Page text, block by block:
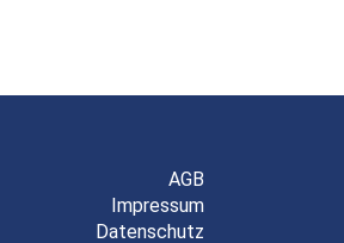
AGB
Impressum
Datenschutz